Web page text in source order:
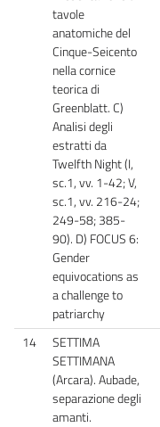
tavole
anatomiche del
Cinque-Seicento
nella cornice
teorica di
Greenblatt. C)
Analisi degli
estratti da
Twelfth Night (I,
sc.1, vv. 1-42; V,
sc.1, vv. 216-24;
249-58; 385-
90). D) FOCUS 6:
Gender
equivocations as
a challenge to
patriarchy
14
SETTIMA
SETTIMANA
(Arcara). Aubade,
separazione degli
amanti.